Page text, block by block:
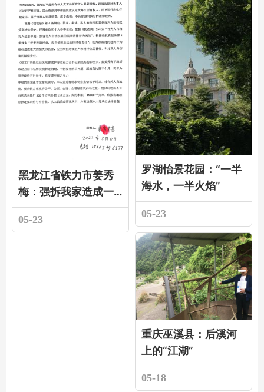
黑龙江省铁力市姜秀
梅：强拆我家造成一
死多伤至今上访多年
无果
05-23
罗湖怡景花园：“一半
海水，一半火焰”
05-23
重庆巫溪县：后溪河
上的“江湖”
05-18